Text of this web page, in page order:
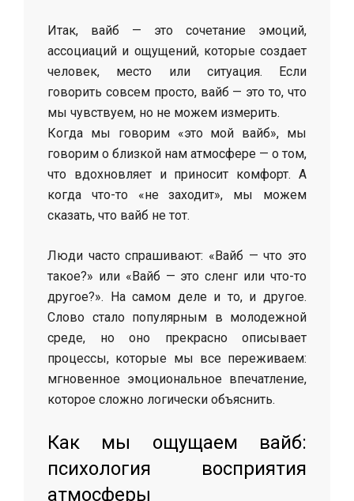
Итак, вайб — это сочетание эмоций,
ассоциаций и ощущений, которые создает
человек, место или ситуация. Если
говорить совсем просто, вайб — это то, что
мы чувствуем, но не можем измерить.
Когда мы говорим «это мой вайб», мы
говорим о близкой нам атмосфере — о том,
что вдохновляет и приносит комфорт. А
когда что-то «не заходит», мы можем
сказать, что вайб не тот.
Люди часто спрашивают: «Вайб — что это
такое?» или «Вайб — это сленг или что-то
другое?». На самом деле и то, и другое.
Слово стало популярным в молодежной
среде, но оно прекрасно описывает
процессы, которые мы все переживаем:
мгновенное эмоциональное впечатление,
которое сложно логически объяснить.
Как мы ощущаем вайб:
психология восприятия
атмосферы